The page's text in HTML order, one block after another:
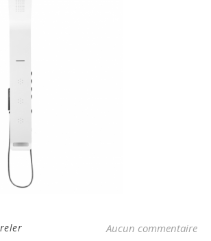
Aucun commentaire